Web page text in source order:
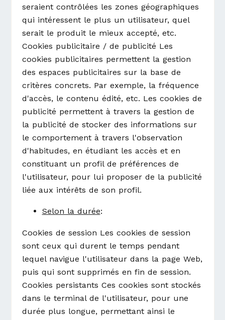
seraient contrôlées les zones géographiques
qui intéressent le plus un utilisateur, quel
serait le produit le mieux accepté, etc.
Cookies publicitaire / de publicité Les
cookies publicitaires permettent la gestion
des espaces publicitaires sur la base de
critères concrets. Par exemple, la fréquence
d'accès, le contenu édité, etc. Les cookies de
publicité permettent à travers la gestion de
la publicité de stocker des informations sur
le comportement à travers l'observation
d'habitudes, en étudiant les accès et en
constituant un profil de préférences de
l'utilisateur, pour lui proposer de la publicité
liée aux intérêts de son profil.
Selon la durée:
Cookies de session Les cookies de session
sont ceux qui durent le temps pendant
lequel navigue l'utilisateur dans la page Web,
puis qui sont supprimés en fin de session.
Cookies persistants Ces cookies sont stockés
dans le terminal de l'utilisateur, pour une
durée plus longue, permettant ainsi le